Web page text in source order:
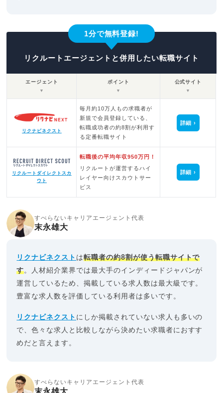
1分で無料登録!
リクルートエージェントと併用したい転職サイト
エージェント
▼
ポイント
▼
公式サイト
▼
リクナビネクスト
毎月約10万人もの求職者が
新規で会員登録している、
転職成功者の約8割が利用す
る定番転職サイト
詳細
リクルートダイレクトスカ
ウト
転職後の平均年収950万円！
リクルートが運営するハイ
レイヤー向けスカウトサー
ビス
詳細
すべらないキャリアエージェント代表
末永雄大
リクナビネクスト は転職者の約8割が使う転職サイトで
す。人材紹介業界では最大手のインディードジャパンが
運営しているため、掲載している求人数は最大級です。
豊富な求人数を評価している利用者は多いです。
リクナビネクスト にしか掲載されていない求人も多いの
で、色々な求人と比較しながら決めたい求職者におすす
めだと言えます。
すべらないキャリアエージェント代表